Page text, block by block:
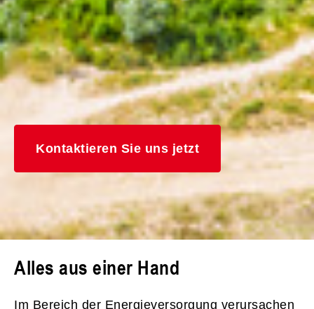
Kontaktieren Sie uns jetzt
Alles aus einer Hand
Im Bereich der Energieversorgung verursachen